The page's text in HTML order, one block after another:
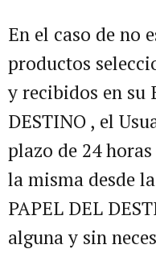
En el caso de no
productos
y recibidos en su
DESTINO , el
plazo de 24
la misma desde
PAPEL DEL
alguna y sin